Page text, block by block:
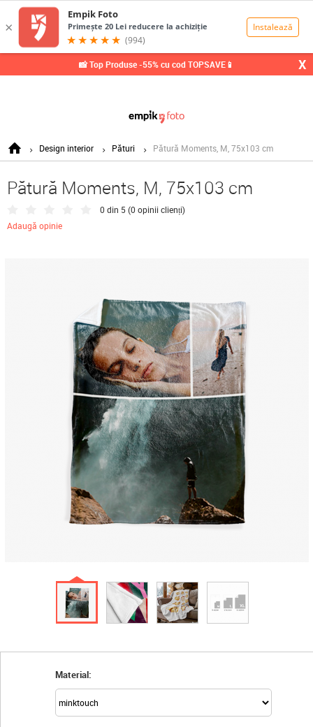
📸 Top Produse -55% cu cod TOPSAVE📱 X
Design interior Pături Pătură Moments, M, 75x103 cm
Pătură Moments, M, 75x103 cm
0 din 5 (0 opinii clienți)
Adaugă opinie
Material: